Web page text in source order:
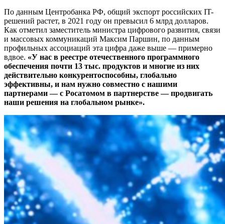
По данным Центробанка РФ, общий экспорт российских IT-
решений растет, в 2021 году он превысил 6 млрд долларов.
Как отметил заместитель министра цифрового развития, связи
и массовых коммуникаций Максим Паршин, по данным
профильных ассоциаций эта цифра даже выше — ​примерно
вдвое. «У нас в реестре отечественного программного
обеспечения почти 13 тыс. продуктов и многие из них
действительно конкурентоспособны, глобально
эффективны, и нам нужно совместно с нашими
партнерами — ​с Росатомом в партнерстве — ​продвигать
наши решения на глобальном рынке».